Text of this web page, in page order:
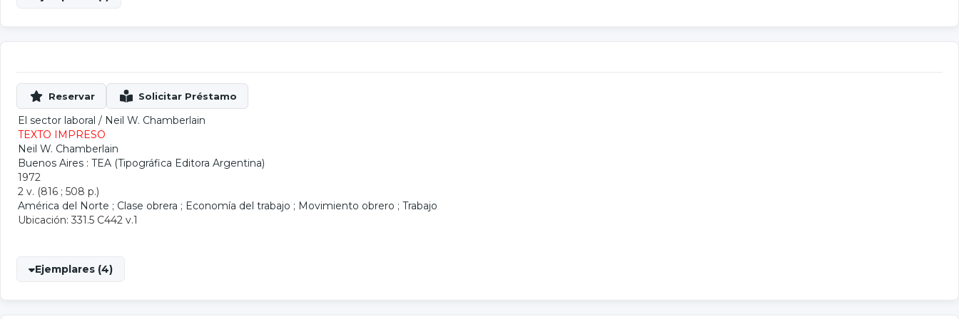
El sector laboral / Neil W. Chamberlain
TEXTO IMPRESO
Neil W. Chamberlain
Buenos Aires : TEA (Tipográfica Editora Argentina)
1972
2 v. (816 ; 508 p.)
América del Norte ; Clase obrera ; Economía del trabajo ; Movimiento obrero ; Trabajo
Ubicación: 331.5 C442 v.1
Ejemplares (4)